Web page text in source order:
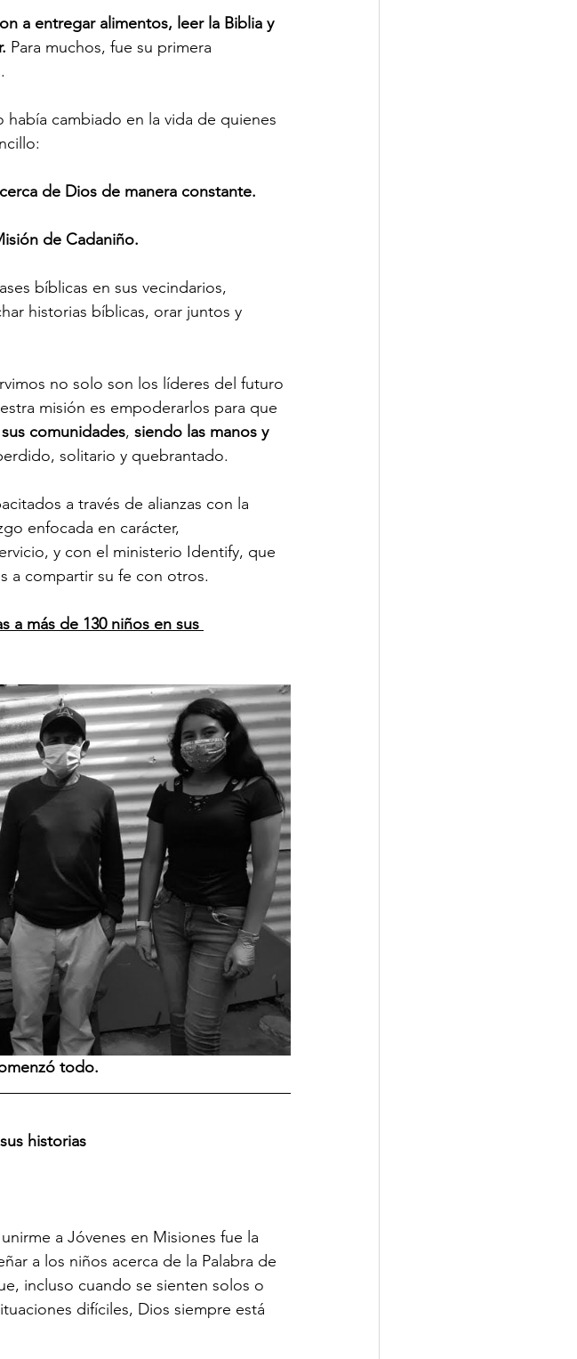
a entregar alimentos, leer la Biblia y
Para muchos, fue su primera
cambiado en la vida de quienes
de Dios de manera constante.
de Cadaniño.
bíblicas en sus vecindarios,
historias bíblicas, orar juntos y
no solo son los líderes del futuro
misión es empoderarlos para que
comunidades, siendo las manos y
solitario y quebrantado.
a través de alianzas con la
enfocada en carácter,
y con el ministerio Identify, que
a compartir su fe con otros.
a más de 130 niños en sus
todo.
historias
a Jóvenes en Misiones fue la
a los niños acerca de la Palabra de
incluso cuando se sienten solos o
difíciles, Dios siempre está